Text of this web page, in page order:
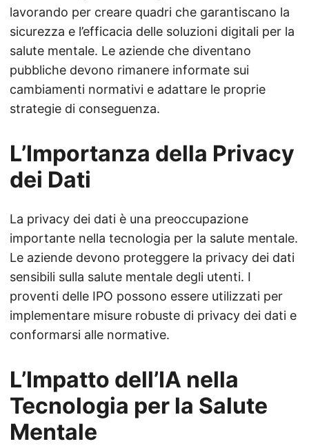
lavorando per creare quadri che garantiscano la
sicurezza e l’efficacia delle soluzioni digitali per la
salute mentale. Le aziende che diventano
pubbliche devono rimanere informate sui
cambiamenti normativi e adattare le proprie
strategie di conseguenza.
L’Importanza della Privacy
dei Dati
La privacy dei dati è una preoccupazione
importante nella tecnologia per la salute mentale.
Le aziende devono proteggere la privacy dei dati
sensibili sulla salute mentale degli utenti. I
proventi delle IPO possono essere utilizzati per
implementare misure robuste di privacy dei dati e
conformarsi alle normative.
L’Impatto dell’IA nella
Tecnologia per la Salute
Mentale